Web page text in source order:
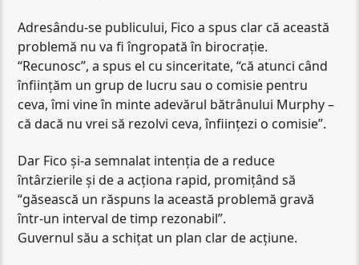
Adresându-se publicului, Fico a spus clar că această
problemă nu va fi îngropată în birocrație.
“Recunosc”, a spus el cu sinceritate, “că atunci când
înființăm un grup de lucru sau o comisie pentru
ceva, îmi vine în minte adevărul bătrânului Murphy –
că dacă nu vrei să rezolvi ceva, înființezi o comisie”.
Dar Fico și-a semnalat intenția de a reduce
întârzierile și de a acționa rapid, promițând să
“găsească un răspuns la această problemă gravă
într-un interval de timp rezonabil”.
Guvernul său a schițat un plan clar de acțiune.